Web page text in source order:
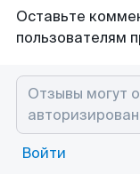
Оставьте
пользователям
Войти